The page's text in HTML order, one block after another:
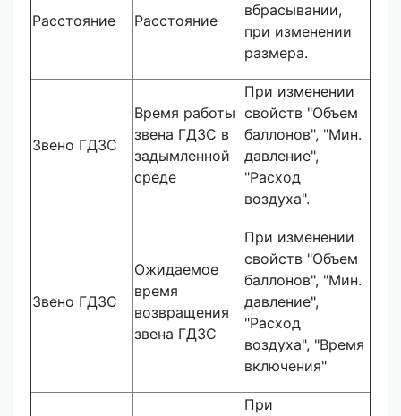
Расстояние Расстояние
вбрасывании,
при изменении
размера.
Звено ГДЗС
Время работы
звена ГДЗС в
задымленной
среде
При изменении
свойств "Объем
баллонов", "Мин.
давление",
"Расход
воздуха".
Звено ГДЗС
Ожидаемое
время
возвращения
звена ГДЗС
При изменении
свойств "Объем
баллонов", "Мин.
давление",
"Расход
воздуха", "Время
включения"
При